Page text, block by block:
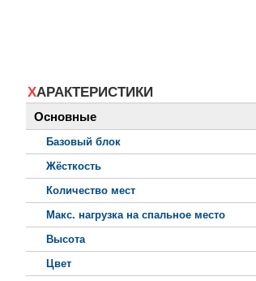
ХАРАКТЕРИСТИКИ
Основные
Базовый блок
Жёсткость
Количество мест
Макс. нагрузка на спальное место
Высота
Цвет